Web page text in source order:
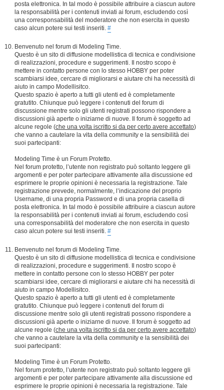
posta elettronica. In tal modo è possibile attribuire a ciascun autore
la responsabilità per i contenuti inviati ai forum, escludendo così
una corresponsabilità del moderatore che non esercita in questo
caso alcun potere sui testi inseriti. #
Benvenuto nel forum di Modeling Time.
Questo è un sito di diffusione modellistica di tecnica e condivisione
di realizzazioni, procedure e suggerimenti. Il nostro scopo è
mettere in contatto persone con lo stesso HOBBY per poter
scambiarsi idee, cercare di migliorarsi e aiutare chi ha necessità di
aiuto in campo Modellisitco.
Questo spazio è aperto a tutti gli utenti ed è completamente
gratutito. Chiunque può leggere i contenuti del forum di
discussione mentre solo gli utenti registrati possono rispondere a
discussioni già aperte o iniziarne di nuove. Il forum è soggetto ad
alcune regole (che una volta iscritto si da per certo avere accettato)
che vanno a cautelare la vita della community e la sensibilità dei
suoi partecipanti:
Modeling Time è un Forum Protetto.
Nel forum protetto, l’utente non registrato può soltanto leggere gli
argomenti e per poter partecipare attivamente alla discussione ed
esprimere le proprie opinioni è necessaria la registrazione. Tale
registrazione prevede, normalmente, l’indicazione del proprio
Username, di una propria Password e di una propria casella di
posta elettronica. In tal modo è possibile attribuire a ciascun autore
la responsabilità per i contenuti inviati ai forum, escludendo così
una corresponsabilità del moderatore che non esercita in questo
caso alcun potere sui testi inseriti. #
Benvenuto nel forum di Modeling Time.
Questo è un sito di diffusione modellistica di tecnica e condivisione
di realizzazioni, procedure e suggerimenti. Il nostro scopo è
mettere in contatto persone con lo stesso HOBBY per poter
scambiarsi idee, cercare di migliorarsi e aiutare chi ha necessità di
aiuto in campo Modellisitco.
Questo spazio è aperto a tutti gli utenti ed è completamente
gratutito. Chiunque può leggere i contenuti del forum di
discussione mentre solo gli utenti registrati possono rispondere a
discussioni già aperte o iniziarne di nuove. Il forum è soggetto ad
alcune regole (che una volta iscritto si da per certo avere accettato)
che vanno a cautelare la vita della community e la sensibilità dei
suoi partecipanti:
Modeling Time è un Forum Protetto.
Nel forum protetto, l’utente non registrato può soltanto leggere gli
argomenti e per poter partecipare attivamente alla discussione ed
esprimere le proprie opinioni è necessaria la registrazione. Tale